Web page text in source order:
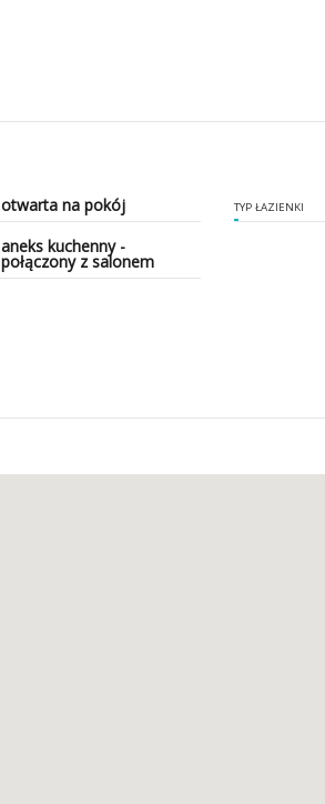
otwarta na pokój
aneks kuchenny -
połączony z salonem
TYP ŁAZIENKI